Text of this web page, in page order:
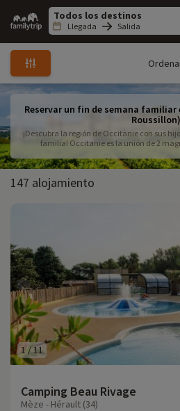
Family
trip
Llegada Salida
Reservar un fin de semana
Roussillon)
¡Descubra la región de Occitanie con sus
familia! Occitanie es la unión de 2
de Midi-Pyrénées, ¡que le llevará a las
resumen, ¡déjese tentar por nuestros
semana en familia! Disfrute, por ejemplo,
147 alojamiento
1 /11
Camping Beau Rivage
Mèze - Hérault (34)